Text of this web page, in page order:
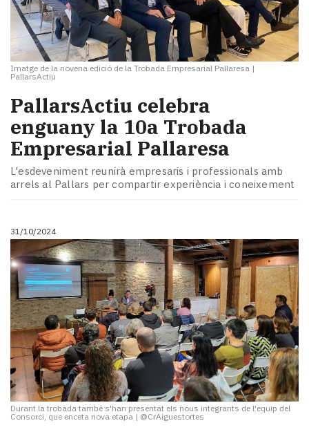
Imatge de la novena edició de la Trobada Empresarial Pallaresa |
PallarsActiu
PallarsActiu celebra
enguany la 10a Trobada
Empresarial Pallaresa
L'esdeveniment reunirà empresaris i professionals amb
arrels al Pallars per compartir experiència i coneixement
31/10/2024
Durant la trobada també s'han presentat els nous integrants de l'equip del
Consorci, que enceta nova etapa | @CrAiguestortes